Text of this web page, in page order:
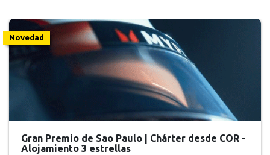
Novedad
Gran Premio de Sao Paulo | Chárter desde COR -
Alojamiento 3 estrellas